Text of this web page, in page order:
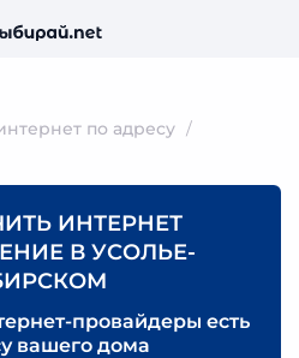
по адресу
ИНТЕРНЕТ
В УСОЛЬЕ-
провайдеры есть
вашего дома